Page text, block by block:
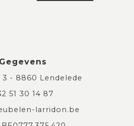
Gegevens
3 - 8860 Lendelede
51 30 14 87
larridon.be